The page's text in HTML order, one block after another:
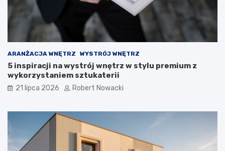
z
w
i
z
a
n
i
ARANŻACJA WNĘTRZ WYSTRÓJ WNĘTRZ
5 inspiracji na wystrój wnętrz w stylu premium z
wykorzystaniem sztukaterii
21 lipca 2026 Robert Nowacki